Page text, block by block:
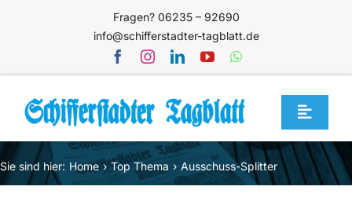
Fragen? 06235 – 92690
info@schifferstadter-tagblatt.de
Toggle
Home
Themen
Sie sind hier: Home Top Thema Ausschuss-Splitter